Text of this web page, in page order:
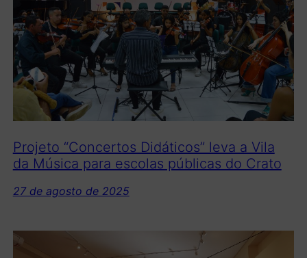
Projeto “Concertos Didáticos” leva a Vila
da Música para escolas públicas do Crato
27 de agosto de 2025